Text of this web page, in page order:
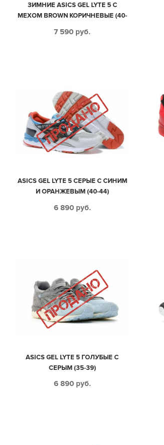
ЗИМНИЕ ASICS GEL LYTE 5 С
МЕХОМ BROWN КОРИЧНЕВЫЕ (40-
7 590 руб.
ASICS GEL LYTE 5 СЕРЫЕ С СИНИМ
И ОРАНЖЕВЫМ (40-44)
6 890 руб.
ASICS GEL LYTE 5 ГОЛУБЫЕ С
СЕРЫМ (35-39)
6 890 руб.